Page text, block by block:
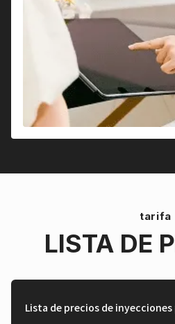
tarifa
LISTA DE
Lista de precios de